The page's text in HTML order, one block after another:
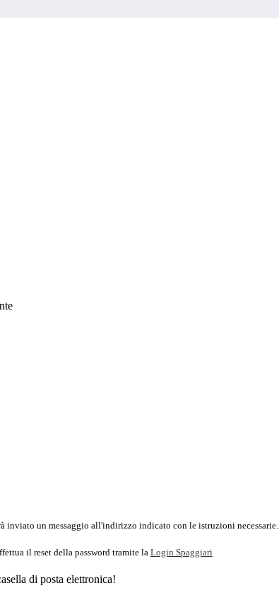
inviato un messaggio all'indirizzo indicato con le istruzioni necessarie.
il reset della password tramite la Login Spaggiari
di posta elettronica!